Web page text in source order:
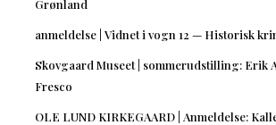
Grønland
anmeldelse | Vidnet i vogn 12 — Historisk
Skovgaard Museet | sommerudstilling: Erik
Fresco
OLE LUND KIRKEGAARD | Anmeldelse: